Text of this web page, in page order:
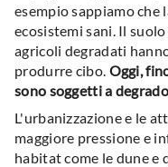
esempio sappiamo
ecosistemi sani. Il
agricoli degradati
produrre cibo. Oggi,
sono soggetti a
L'urbanizzazione e le
maggiore pressione e
habitat come le dune e